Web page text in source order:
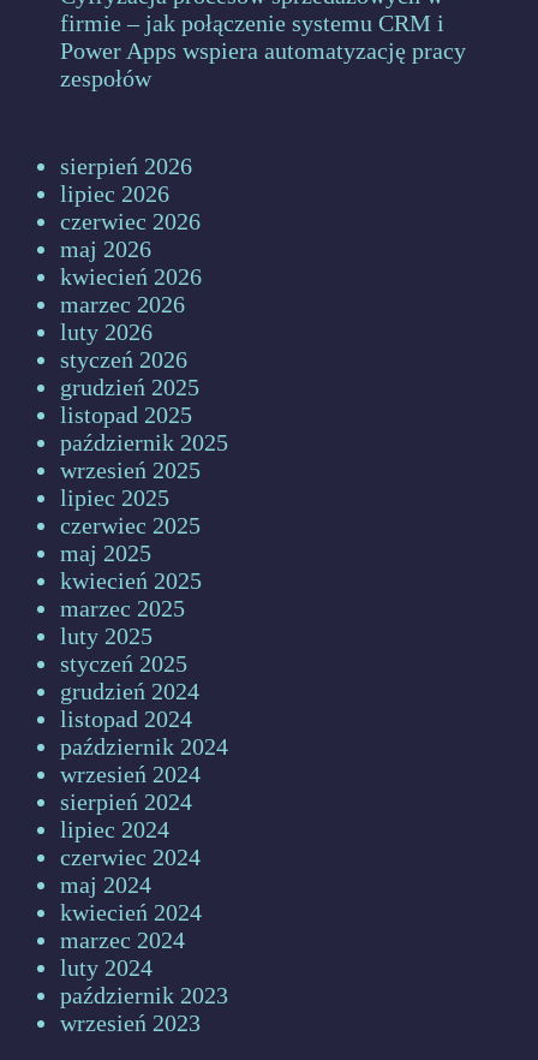
firmie – jak połączenie systemu CRM i
Power Apps wspiera automatyzację pracy
zespołów
sierpień 2026
lipiec 2026
czerwiec 2026
maj 2026
kwiecień 2026
marzec 2026
luty 2026
styczeń 2026
grudzień 2025
listopad 2025
październik 2025
wrzesień 2025
lipiec 2025
czerwiec 2025
maj 2025
kwiecień 2025
marzec 2025
luty 2025
styczeń 2025
grudzień 2024
listopad 2024
październik 2024
wrzesień 2024
sierpień 2024
lipiec 2024
czerwiec 2024
maj 2024
kwiecień 2024
marzec 2024
luty 2024
październik 2023
wrzesień 2023